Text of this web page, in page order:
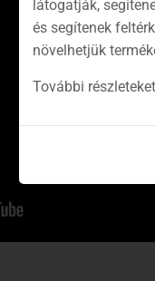
látogatják,
és segítenek
növelhetjük
További részleteket